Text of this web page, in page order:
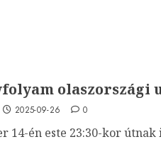
olaszországi
2025-09-26 0
14-én este 23:30-kor útnak